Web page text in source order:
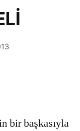
bir başkasıyla